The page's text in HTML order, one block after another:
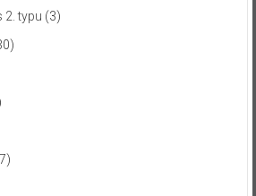
2. typu (3)